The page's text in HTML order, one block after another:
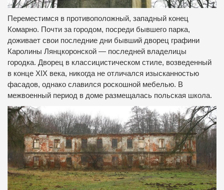
Переместимся в противоположный, западный конец
Комарно. Почти за городом, посреди бывшего парка,
доживает свои последние дни бывший дворец графини
Каролины Лянцкоронской — последней владелицы
городка. Дворец в классицистическом стиле, возведенный
в конце XIX века, никогда не отличался изысканностью
фасадов, однако славился роскошной мебелью. В
межвоенный период в доме размещалась польская школа.